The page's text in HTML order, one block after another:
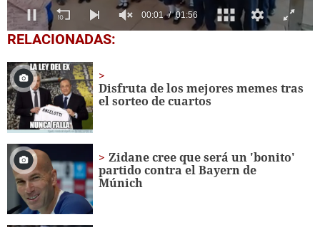
0
seconds
1
minute,
56
seconds
RELACIONADAS:
Disfruta de los mejores memes tras
el sorteo de cuartos
Zidane cree que será un 'bonito'
partido contra el Bayern de
Múnich